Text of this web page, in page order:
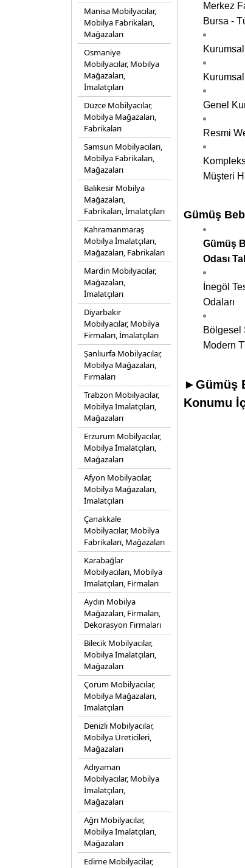
Manisa Mobilyacılar,
Mobilya Fabrikaları,
Mağazaları
Osmaniye
Mobilyacılar, Mobilya
Mağazaları,
İmalatçıları
Düzce Mobilyacılar,
Mobilya Mağazaları,
Fabrikaları
Samsun Mobilyacıları,
Mobilya Fabrikaları,
Mağazaları
Balıkesir Mobilya
Mağazaları,
Fabrikaları, İmalatçıları
Kahramanmaraş
Mobilya İmalatçıları,
Mağazaları, Fabrikaları
Mardin Mobilyacılar,
Mağazaları,
İmalatçıları
Diyarbakır
Mobilyacılar, Mobilya
Firmaları, İmalatçıları
Şanlıurfa Mobilyacılar,
Mobilya Mağazaları,
Firmaları
Trabzon Mobilyacılar,
Mobilya İmalatçıları,
Mağazaları
Erzurum Mobilyacılar,
Mobilya İmalatçıları,
Mağazaları
Afyon Mobilyacılar,
Mobilya Mağazaları,
İmalatçıları
Çanakkale
Mobilyacılar, Mobilya
Fabrikaları, Mağazaları
Karabağlar
Mobilyacıları, Mobilya
İmalatçıları, Firmaları
Aydın Mobilya
Mağazaları, Firmaları,
Dekorasyon Firmaları
Bilecik Mobilyacılar,
Mobilya İmalatçıları,
Mağazaları
Çorum Mobilyacılar,
Mobilya Mağazaları,
İmalatçıları
Denizli Mobilyacılar,
Mobilya Üreticileri,
Mağazaları
Adıyaman
Mobilyacılar, Mobilya
İmalatçıları,
Mağazaları
Ağrı Mobilyacılar,
Mobilya İmalatçıları,
Mağazaları
Edirne Mobilyacilar,
Merkez
Bursa -
Genel
Resmi
Müşteri
Gümüş
Gümüş
Odası
İnegöl
Odaları
Bölgesel
Modern
►Gümüş
Konumu